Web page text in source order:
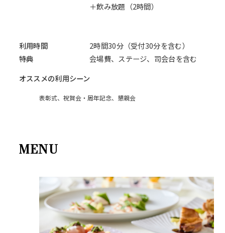
＋飲み放題（2時間）
利用時間
2時間30分（受付30分を含む）
特典
会場費、ステージ、司会台を含む
オススメの利用シーン
表彰式、祝賀会・周年記念、懇親会
MENU